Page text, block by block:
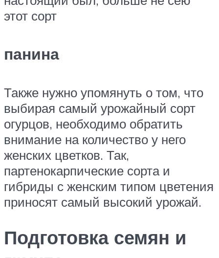
этот сорт​
панина
​Также нужно упомянуть о том, что
выбирая самый урожайный сорт
огурцов, необходимо обратить
внимание на количество у него
женских цветков. Так,
партенокарпические сорта и
гибриды с женским типом цветения
приносят самый высокий урожай.​
Подготовка семян и